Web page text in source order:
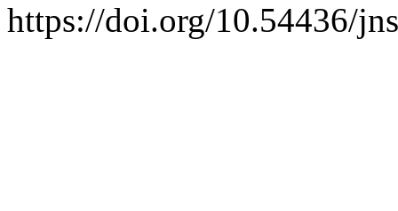
https://doi.org/10.54436/